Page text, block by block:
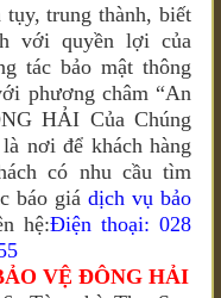
tụy, trung thành, biết
với quyền lợi của
tác bảo mật thông
phương châm “An
HẢI Của Chúng
nơi để khách hàng
có nhu cầu tìm
báo giádịch vụ bảo
hệ:Điện thoại: 028
VỆ ĐÔNG HẢI